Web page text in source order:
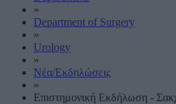
»
Department of Surgery
»
Urology
»
Νέα/Εκδηλώσεις
»
Επιστημονική Εκδήλωση -